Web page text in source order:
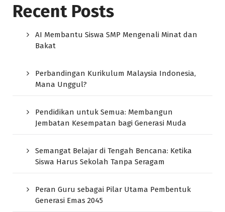
Recent Posts
AI Membantu Siswa SMP Mengenali Minat dan
Bakat
Perbandingan Kurikulum Malaysia Indonesia,
Mana Unggul?
Pendidikan untuk Semua: Membangun
Jembatan Kesempatan bagi Generasi Muda
Semangat Belajar di Tengah Bencana: Ketika
Siswa Harus Sekolah Tanpa Seragam
Peran Guru sebagai Pilar Utama Pembentuk
Generasi Emas 2045